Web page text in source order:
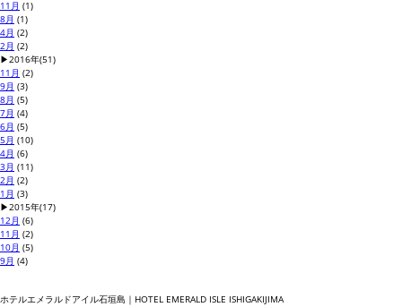
11月 (1)
8月 (1)
4月 (2)
2月 (2)
▶2016年(51)
11月 (2)
9月 (3)
8月 (5)
7月 (4)
6月 (5)
5月 (10)
4月 (6)
3月 (11)
2月 (2)
1月 (3)
▶2015年(17)
12月 (6)
11月 (2)
10月 (5)
9月 (4)
ホテルエメラルドアイル石垣島｜HOTEL EMERALD ISLE ISHIGAKIJIMA